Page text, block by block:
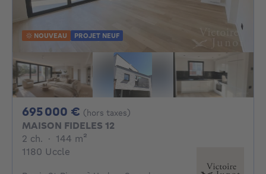
NOUVEAU PROJET NEUF
695 000 € 695000€
(hors taxes)
MAISON FIDELES 12
2 ch. 2 chambres
· 144 m²
1180 Uccle